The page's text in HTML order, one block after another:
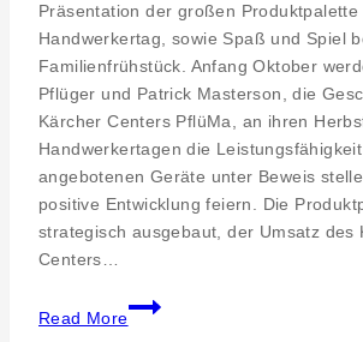
Lagerausbau
Präsentation der großen Produktpalette
Handwerkertag, sowie Spaß und Spiel
Familienfrühstück. Anfang Oktober
Pflüger und Patrick Masterson, die
Kärcher Centers PflüMa, an ihren
Handwerkertagen die
angebotenen Geräte unter Beweis
positive Entwicklung feiern. Die
strategisch ausgebaut, der Umsatz des
Centers…
Read More
Leistungsschau
Kärcher